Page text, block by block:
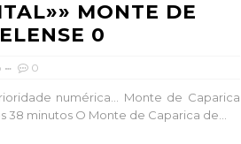
MONTE DE
0
0
numérica… Monte de Caparica
minutos O Monte de Caparica de...